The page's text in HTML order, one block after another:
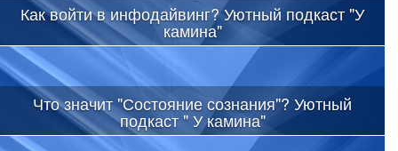
Как войти в инфодайвинг? Уютный подкаст "У
камина"
Что значит "Состояние сознания"? Уютный
подкаст " У камина"